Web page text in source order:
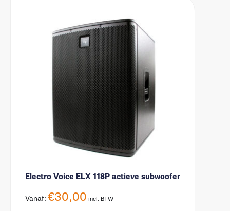
Electro Voice ELX 118P actieve subwoofer
Vanaf: €30,00 incl. BTW